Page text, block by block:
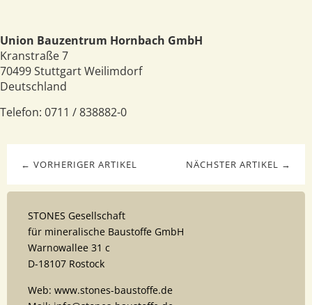
Union Bauzentrum Hornbach GmbH
Kranstraße 7
70499Stuttgart Weilimdorf
Deutschland
Telefon: 0711 / 838882-0
NÄCHSTER ARTIKEL →
← VORHERIGER ARTIKEL
STONES Gesellschaft
für mineralische Baustoffe GmbH
Warnowallee 31 c
D-18107 Rostock
Web: www.stones-baustoffe.de